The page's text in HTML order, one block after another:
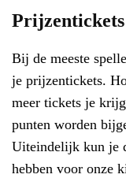
Prijzentickets
Bij de meeste
je prijzentickets.
meer tickets je
punten worden
Uiteindelijk kun je
hebben voor onze